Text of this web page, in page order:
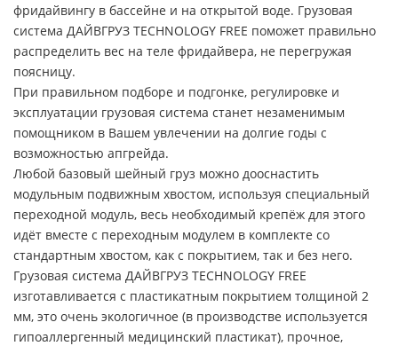
фридайвингу в бассейне и на открытой воде. Грузовая
система ДАЙВГРУЗ TECHNOLOGY FREE поможет правильно
распределить вес на теле фридайвера, не перегружая
поясницу.
При правильном подборе и подгонке, регулировке и
эксплуатации грузовая система станет незаменимым
помощником в Вашем увлечении на долгие годы с
возможностью апгрейда.
Любой базовый шейный груз можно дооснастить
модульным подвижным хвостом, используя специальный
переходной модуль, весь необходимый крепёж для этого
идёт вместе с переходным модулем в комплекте со
стандартным хвостом, как с покрытием, так и без него.
Грузовая система ДАЙВГРУЗ TECHNOLOGY FREE
изготавливается с пластикатным покрытием толщиной 2
мм, это очень экологичное (в производстве используется
гипоаллергенный медицинский пластикат), прочное,